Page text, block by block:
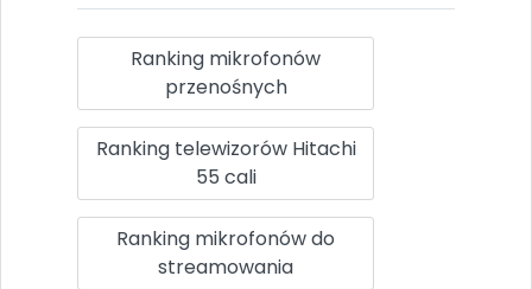
Ranking mikrofonów
przenośnych
Ranking telewizorów Hitachi
55 cali
Ranking mikrofonów do
streamowania